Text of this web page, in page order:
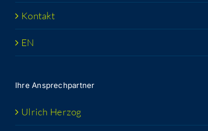
Kon­takt
EN
Ihre Ansprech­part­ner
Ulrich Her­zog